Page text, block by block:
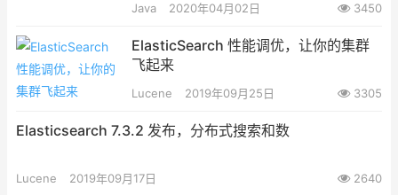
Java 2020年04月02日 3450
ElasticSearch 性能调优，让你的集群
飞起来
Lucene 2019年09月25日 3305
Elasticsearch 7.3.2 发布，分布式搜索和数
Lucene 2019年09月17日 2640